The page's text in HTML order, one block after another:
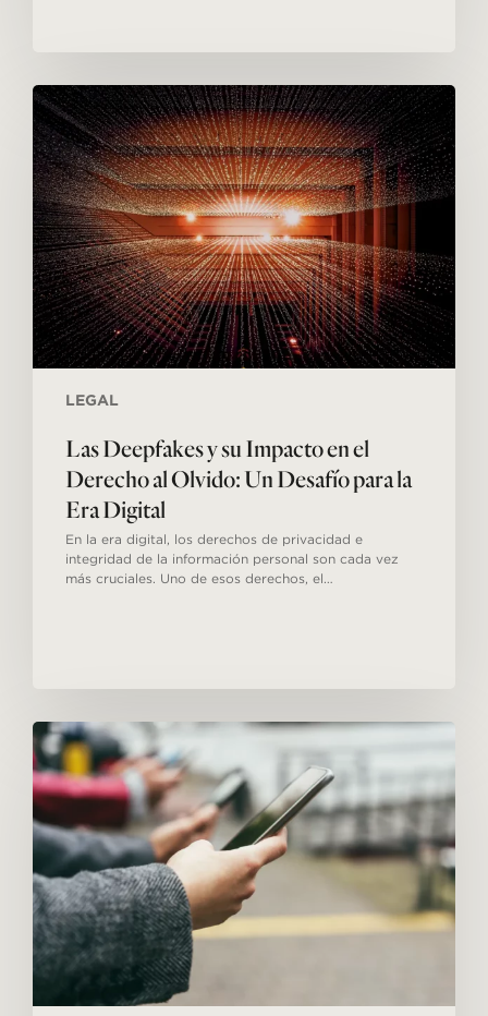
LEGAL
Las
Deepfakes
y
su
Impacto
en
el
Derecho
al
Olvido:
Un
Desafío
para
la
Era
Las Deepfakes y su Impacto en el
Derecho al Olvido: Un Desafío para la
Era Digital
En la era digital, los derechos de privacidad e
integridad de la información personal son cada vez
más cruciales. Uno de esos derechos, el…
Cuidado
con
lo
que
se
dice
en
las
redes
sociales:
de
nuevo
una
condena
por